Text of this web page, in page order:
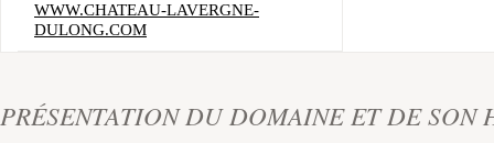
WWW.CHATEAU-LAVERGNE-
DULONG.COM
PRÉSENTATION DU DOMAINE ET DE SON